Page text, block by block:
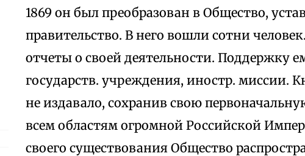
1869 он был преобразован в Общество,
правительство. В него вошли сотни
отчеты о своей деятельности. Поддержку
государств. учреждения, иностр. миссии.
не издавало, сохранив свою
всем областям огромной Российской
своего существования Общество